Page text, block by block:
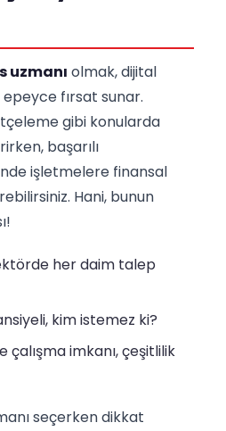
uzmanı olmak, dijital
fırsat sunar.
gibi konularda
başarılı
işletmelere finansal
Hani, bunun
her daim talep
kim istemez ki?
çalışma imkanı, çeşitlilik
seçerken dikkat